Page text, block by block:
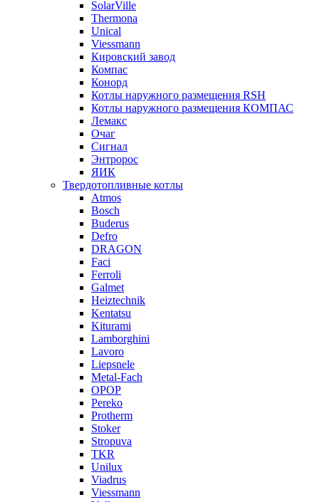
SolarVille
Thermona
Unical
Viessmann
Кировский завод
Компас
Конорд
Котлы наружного размещения RSH
Котлы наружного размещения КОМПАС
Лемакс
Очаг
Сигнал
Энтророс
ЯИК
Твердотопливные котлы
Atmos
Bosch
Buderus
Defro
DRAGON
Faci
Ferroli
Galmet
Heiztechnik
Kentatsu
Kiturami
Lamborghini
Lavoro
Liepsnele
Metal-Fach
OPOP
Pereko
Protherm
Stoker
Stropuva
TKR
Unilux
Viadrus
Viessmann